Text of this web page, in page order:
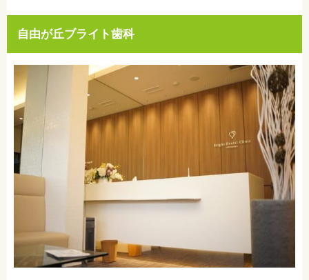
自由が丘ブライト歯科